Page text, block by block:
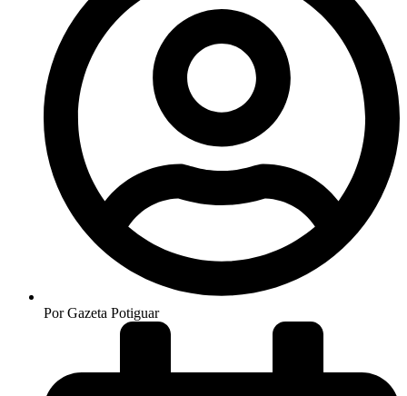
PorGazeta Potiguar